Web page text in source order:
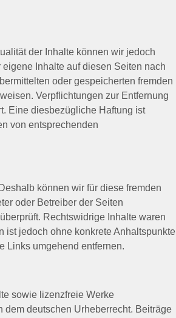
der Inhalte können wir jedoch
Inhalte auf diesen Seiten nach
oder gespeicherten fremden
Verpflichtungen zur Entfernung
Eine diesbezügliche Haftung ist
von entsprechenden
können wir für diese fremden
oder Betreiber der Seiten
Rechtswidrige Inhalte waren
ist jedoch ohne konkrete Anhaltspunkte
Links umgehend entfernen.
sowie lizenzfreie Werke
deutschen Urheberrecht. Beiträge